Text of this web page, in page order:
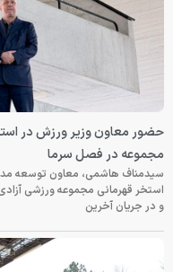
حضور معاون وزیر ورزش در
مجموعه در فصل سرما
سیدمناف هاشمی، معاون توسعه
استخر قهرمانی مجموعه ورزشی
و در جریان آخرین